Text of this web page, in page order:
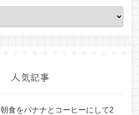
人気記事
朝食をバナナとコーヒーにして2